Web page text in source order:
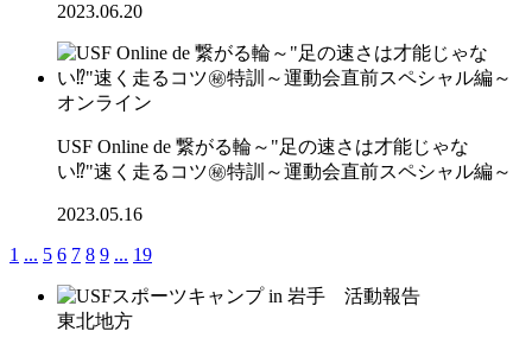
2023.06.20
オンライン
USF Online de 繋がる輪～"足の速さは才能じゃな
い⁉"速く走るコツ㊙特訓～運動会直前スペシャル編～
2023.05.16
1 ... 5 6 7 8 9 ... 19
東北地方